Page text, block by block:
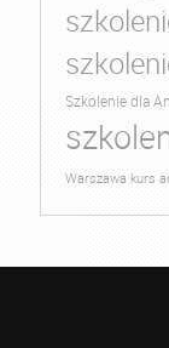
Szkolenie dla
Warszawa kurs